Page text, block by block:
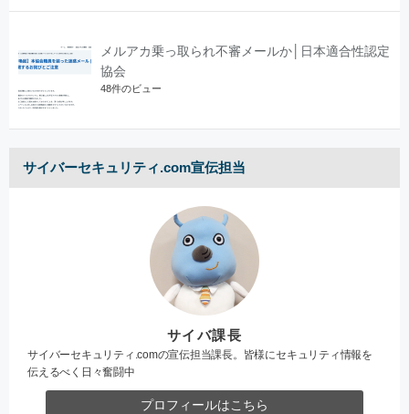
メルアカ乗っ取られ不審メールか│日本適合性認定
協会
48件のビュー
サイバーセキュリティ.com宣伝担当
サイバ課長
サイバーセキュリティ.comの宣伝担当課長。皆様にセキュリティ情報を
伝えるべく日々奮闘中
プロフィールはこちら